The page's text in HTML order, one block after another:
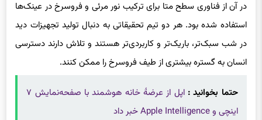
استفاده شده بود. هر دو تیم تحقیقاتی به دنبال تولید تجهیزات دید
در شب سبک‌تر، باریک‌تر و کاربردی‌تر هستند و تلاش دارند دسترسی
انسان به گستره بیشتری از طیف فروسرخ را ممکن کنند.
اینچی و Apple Intelligence خبر داد